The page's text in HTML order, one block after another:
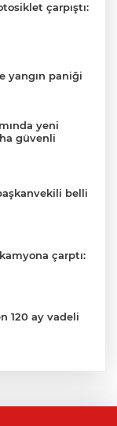
çarpıştı:
yangın paniği
yeni
güvenli
belli
çarptı:
120 ay vadeli